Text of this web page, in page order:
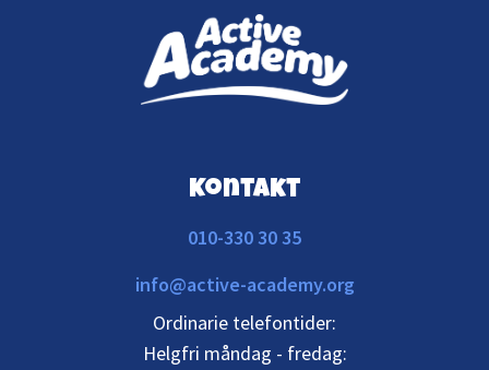
Kontakt
010-330 30 35
info@active-academy.org
Ordinarie telefontider:
Helgfri måndag - fredag: